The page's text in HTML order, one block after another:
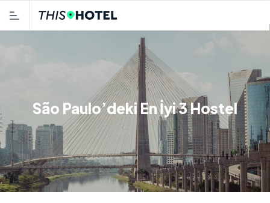
São Paulo’deki En İyi 3 Hostel